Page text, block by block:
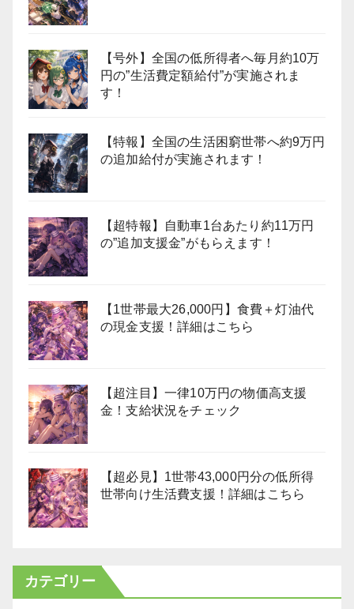
【号外】全国の低所得者へ毎月約10万
円の”生活費定額給付”が実施されま
す！
【特報】全国の生活困窮世帯へ約9万円
の追加給付が実施されます！
【超特報】自動車1台あたり約11万円
の”追加支援金”がもらえます！
【1世帯最大26,000円】食費＋灯油代
の現金支援！詳細はこちら
【超注目】一律10万円の物価高支援
金！支給状況をチェック
【超必見】1世帯43,000円分の低所得
世帯向け生活費支援！詳細はこちら
カテゴリー